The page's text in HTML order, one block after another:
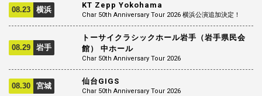
08.23 横浜 KT Zepp Yokohama
Char 50th Anniversary Tour 2026 横浜公演追加決定！
08.29 岩手
トーサイクラシックホール岩手（岩手県民会
館） 中ホール
Char 50th Anniversary Tour 2026
08.30 宮城 仙台GIGS
Char 50th Anniversary Tour 2026